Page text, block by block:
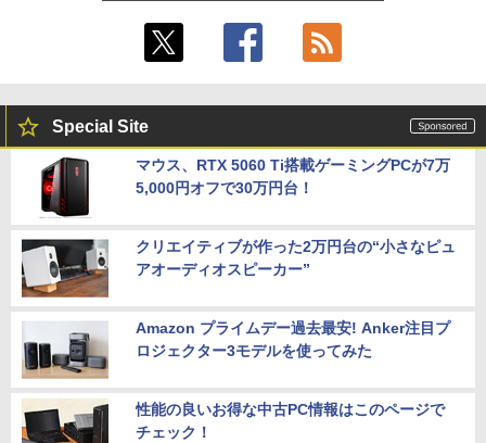
Special Site
マウス、RTX 5060 Ti搭載ゲーミングPCが7万
5,000円オフで30万円台！
クリエイティブが作った2万円台の“小さなピュ
アオーディオスピーカー”
Amazon プライムデー過去最安! Anker注目プ
ロジェクター3モデルを使ってみた
性能の良いお得な中古PC情報はこのページで
チェック！